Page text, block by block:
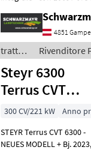
costruzione 2010 Prima
immatricolazione il
06/05/2010 - con cambio
Power Comman
4851
trattori
/ New
Holland
Rivenditore
Steyr 6300
Terrus CVT
(Stage V)
300 CV/221 kW Anno
STEYR Terrus CVT 6300 -
NEUES MODELL + Bj. 2023,